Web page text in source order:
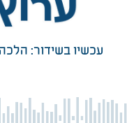
עכשיו בשידור: